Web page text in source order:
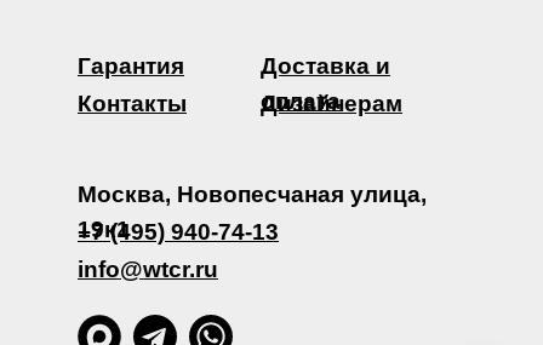
Дизайнерам
Доставка и
оплата
Гарантия
Контакты
Москва, Новопесчаная улица,
19к1
info@wtcr.ru
+7 (495) 940-74-13